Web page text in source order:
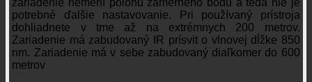
zariadenie nemení polohu zámerného bodu a teda nie je
potrebné ďalšie nastavovanie. Pri používaný prístroja
dohliadnete v tme až na extrémnych 200 metrov.
Zariadenie má zabudovaný IR prísvit o vlnovej dĺžke 850
nm. Zariadenie má v sebe zabudovaný diaľkomer do 600
metrov